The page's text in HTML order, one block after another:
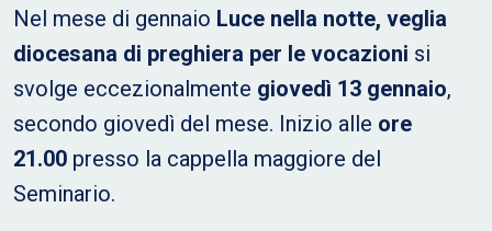
Nel mese di gennaio Luce nella notte, veglia
diocesana di preghiera per le vocazioni si
svolge eccezionalmente giovedì 13 gennaio,
secondo giovedì del mese. Inizio alle ore
21.00 presso la cappella maggiore del
Seminario.